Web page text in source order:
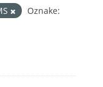
Oznake: